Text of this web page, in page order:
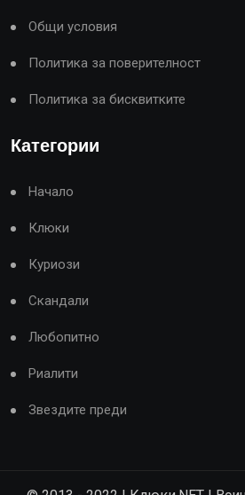
Общи условия
Политика за поверителност
Политика за бисквитките
Категории
Начало
Клюки
Куриози
Скандали
Любопитно
Риалити
Звездите преди